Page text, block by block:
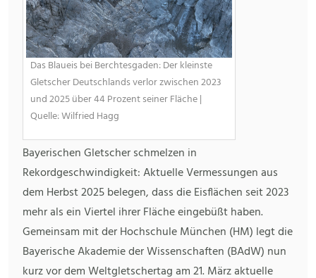
Das Blaueis bei Berchtesgaden: Der kleinste
Gletscher Deutschlands verlor zwischen 2023
und 2025 über 44 Prozent seiner Fläche |
Quelle: Wilfried Hagg
Bayerischen Gletscher schmelzen in
Rekordgeschwindigkeit: Aktuelle Vermessungen aus
dem Herbst 2025 belegen, dass die Eisflächen seit 2023
mehr als ein Viertel ihrer Fläche eingebüßt haben.
Gemeinsam mit der Hochschule München (HM) legt die
Bayerische Akademie der Wissenschaften (BAdW) nun
kurz vor dem Weltgletschertag am 21. März aktuelle